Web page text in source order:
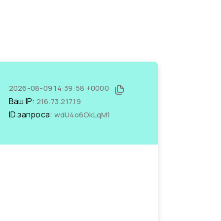
2026-08-09 14:39:58 +0000
Ваш IP: 216.73.217.19
ID запроса: wdU4o6OkLqM1